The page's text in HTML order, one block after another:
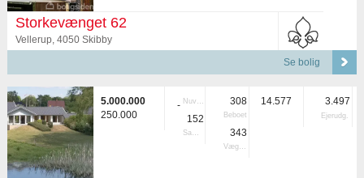
Storkevænget 62
Vellerup, 4050 Skibby
Se bolig
5.000.000
250.000
- Nuvær.
152
Samlet
308
Beboet
343
Vægtet
14.577 3.497
Ejerudg.